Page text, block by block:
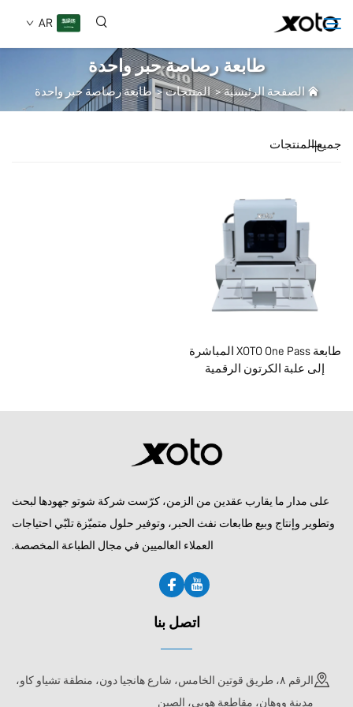
AR
من نحن
المنتجات
الخدمات
تطبيق
الأسئلة الشائعة
طابعة رصاصة حبر واحدة
الصفحة الرئيسية>المنتجات> طابعة رصاصة حبر واحدة
جميع المنتجات
طابعة XOTO One Pass المباشرة
إلى علبة الكرتون الرقمية
على مدار ما يقارب عقدين من الزمن، كرّست شركة شوتو جهودها لبحث
وتطوير وإنتاج وبيع طابعات نفث الحبر، وتوفير حلول متميّزة تلبّي احتياجات
العملاء العالميين في مجال الطباعة المخصصة.
اتصل بنا
الرقم ٨، طريق قوتين الخامس، شارع هانجيا دون، منطقة تشياو كاو،
مدينة ووهان، مقاطعة هوبي، الصين